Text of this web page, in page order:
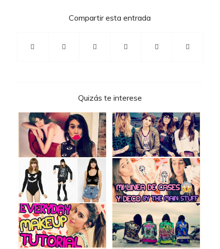
Compartir esta entrada
Quizás te interese